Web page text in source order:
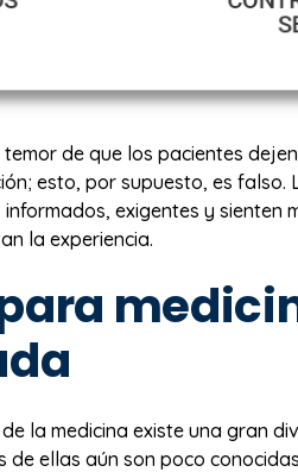
de que los pacientes
esto, por supuesto, es falso.
exigentes y sienten
la experiencia.
la medicina existe una gran
de ellas aún son poco